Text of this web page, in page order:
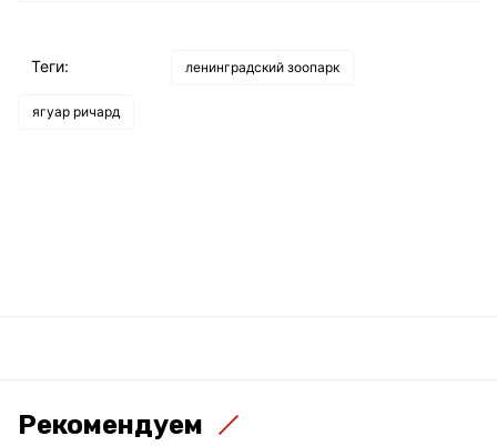
Теги: ленинградский зоопарк
ягуар ричард
Рекомендуем